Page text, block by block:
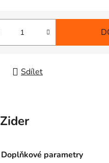
Sdílet
Zider
Doplňkové parametry